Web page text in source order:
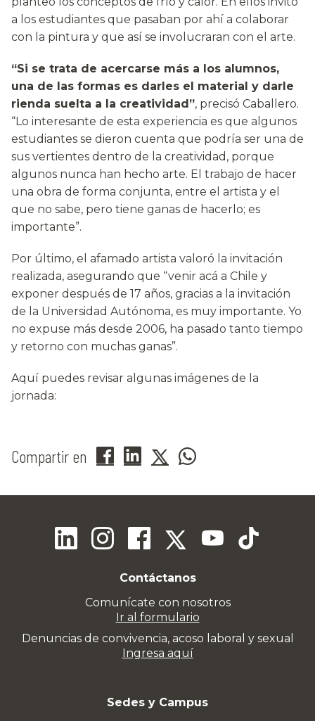
a los estudiantes que pasaban por ahí a colaborar
con la pintura y que así se involucraran con el arte.
“Si se trata de acercarse más a los alumnos,
una de las formas es darles el material y darle
rienda suelta a la creatividad”, precisó Caballero.
“Lo interesante de esta experiencia es que algunos
estudiantes se dieron cuenta que podría ser una de
sus vertientes dentro de la creatividad, porque
algunos nunca han hecho arte. El trabajo de hacer
una obra de forma conjunta, entre el artista y el
que no sabe, pero tiene ganas de hacerlo; es
importante”.
Por último, el afamado artista valoró la invitación
realizada, asegurando que “venir acá a Chile y
exponer después de 17 años, gracias a la invitación
de la Universidad Autónoma, es muy importante. Yo
no expuse más desde 2006, ha pasado tanto tiempo
y retorno con muchas ganas”.
Aquí puedes revisar algunas imágenes de la
jornada:
Compartir en
Contáctanos
Comunícate con nosotros
Ir al formulario
Denuncias de convivencia, acoso laboral y sexual
Ingresa aquí
Sedes y Campus